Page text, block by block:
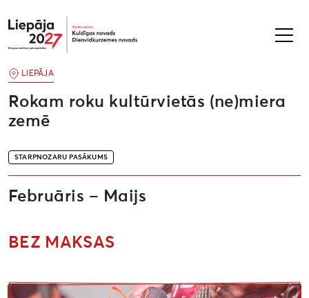
Liepāja2027
STARPNOZARU PASĀKUMS
Rokam roku kultūrvietās (ne)miera
zemē
LIEPĀJA
Februāris – Maijs
BEZ MAKSAS